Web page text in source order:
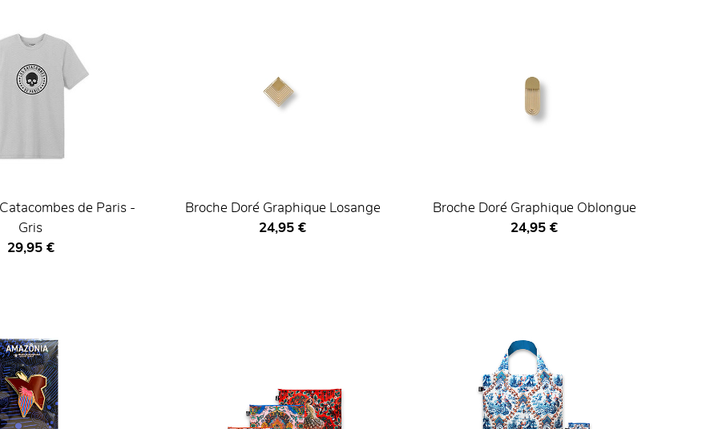
de Paris -
Gris
Prix ​​actuel
29,95 €
Broche Doré Graphique Losange
Prix ​​actuel
24,95 €
Broche Doré Graphique Oblongue
Prix ​​actuel
24,95 €